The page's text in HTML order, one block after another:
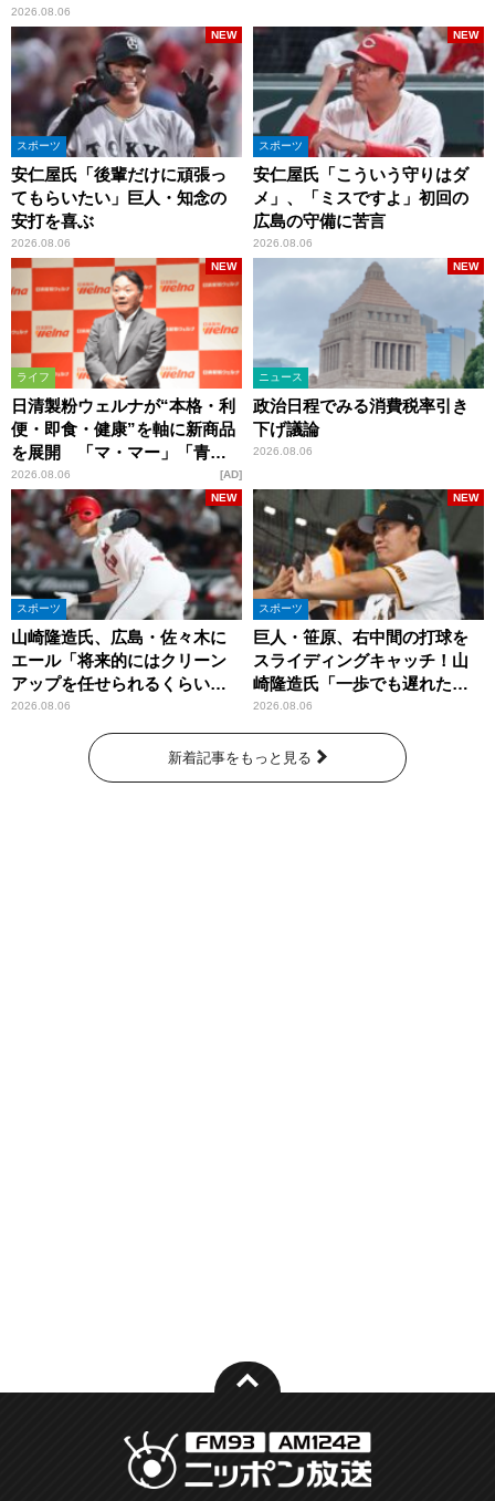
2026.08.06
スポーツ
安仁屋氏「後輩だけに頑張っ
てもらいたい」巨人・知念の
安打を喜ぶ
2026.08.06
NEW
スポーツ
安仁屋氏「こういう守りはダ
メ」、「ミスですよ」初回の
広島の守備に苦言
2026.08.06
NEW
ライフ
日清製粉ウェルナが“本格・利
便・即食・健康”を軸に新商品
を展開 「マ・マー」「青の
洞窟」ブランドを強化
2026.08.06
NEW
AD
ニュース
政治日程でみる消費税率引き
下げ議論
2026.08.06
NEW
スポーツ
山崎隆造氏、広島・佐々木に
エール「将来的にはクリーン
アップを任せられるくらいま
では成長して」
2026.08.06
NEW
スポーツ
巨人・笹原、右中間の打球を
スライディングキャッチ！山
崎隆造氏「一歩でも遅れた
ら…」
2026.08.06
NEW
新着記事をもっと見る